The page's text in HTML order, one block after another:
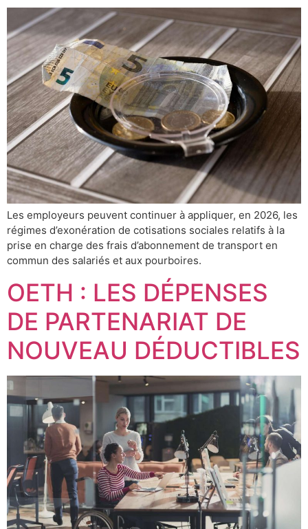
Les employeurs peuvent continuer à appliquer, en 2026, les
régimes d’exonération de cotisations sociales relatifs à la
prise en charge des frais d’abonnement de transport en
commun des salariés et aux pourboires.
OETH : LES DÉPENSES
DE PARTENARIAT DE
NOUVEAU DÉDUCTIBLES